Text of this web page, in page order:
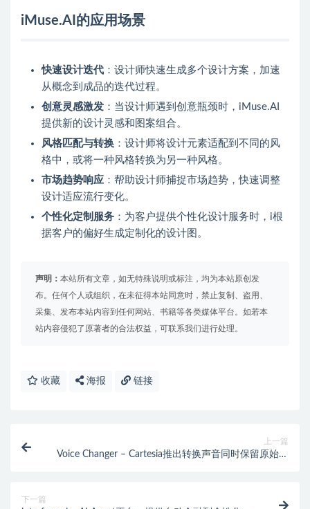
iMuse.AI的应用场景
快速设计迭代 ：设计师快速生成多个设计方案，加速
从概念到成品的迭代过程。
创意灵感激发 ：当设计师遇到创意瓶颈时，iMuse.AI
提供新的设计灵感和图案组合。
风格匹配与转换 ：设计师将设计元素适配到不同的风
格中，或将一种风格转换为另一种风格。
市场趋势响应 ：帮助设计师捕捉市场趋势，快速调整
设计适应流行变化。
个性化定制服务 ：为客户提供个性化设计服务时，i根
据客户的偏好生成定制化的设计图。
声明： 本站所有文章，如无特殊说明或标注，均为本站原创发
布。任何个人或组织，在未征得本站同意时，禁止复制、盗用、
采集、发布本站内容到任何网站、书籍等各类媒体平台。如若本
站内容侵犯了原著者的合法权益，可联系我们进行处理。
收藏 海报 链接
上一篇
Voice Changer – Cartesia推出转换声音同时保留原始情
下一篇